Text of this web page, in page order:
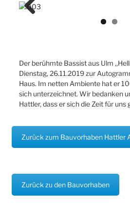
Der berühmte Bassist aus Ulm
Dienstag, 26.11.2019 zur
Haus. Im netten Ambiente hat er
sich unterzeichnet. Wir bedanken
Hattler, dass er sich die Zeit für uns
Zurück zum Bauvorhaben Hattler
Zurück zu den Bauvorhaben